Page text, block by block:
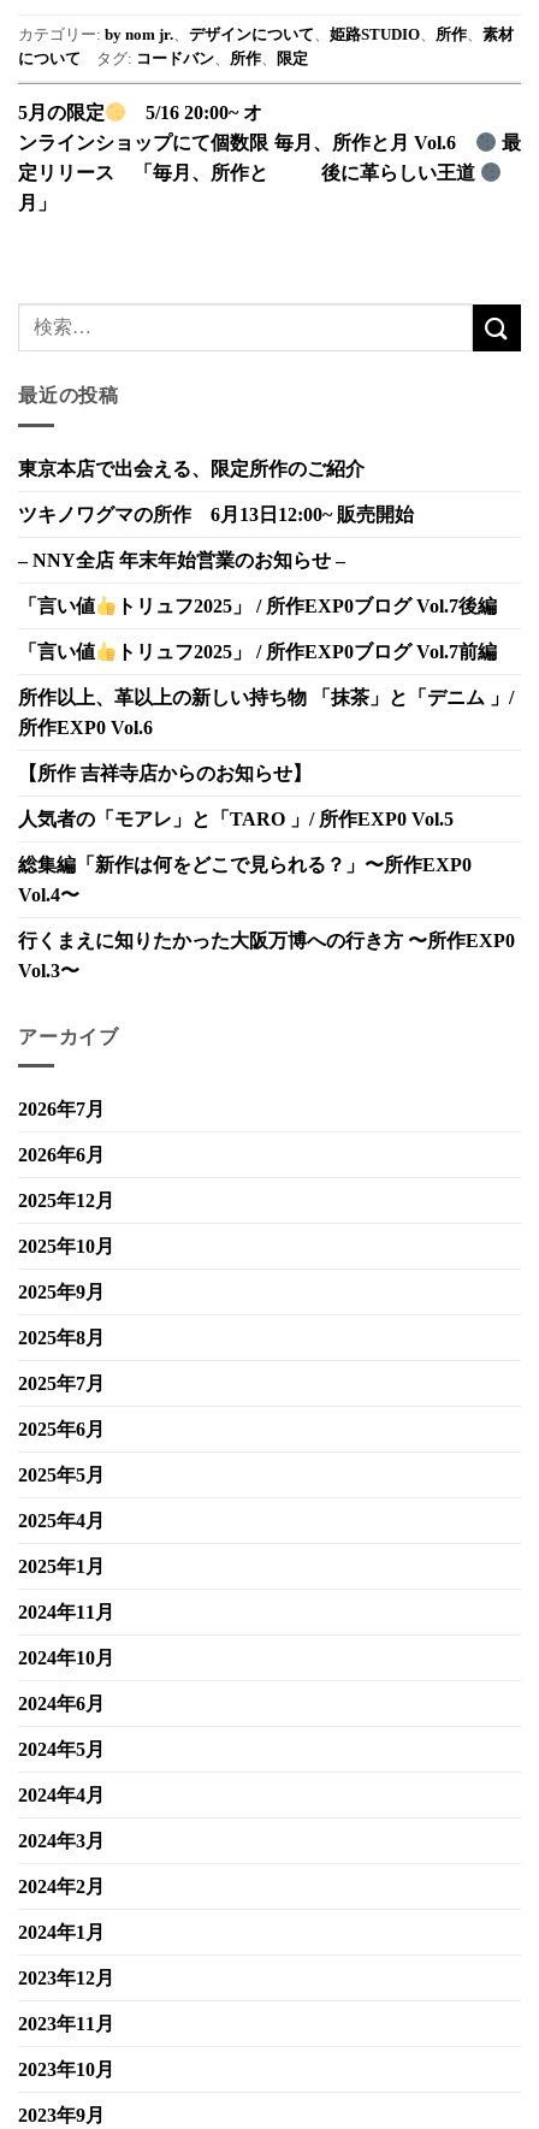
カテゴリー: by nom jr.、 デザインについて、 姫路STUDIO、 所作、 素材
について タグ: コードバン、 所作、 限定
5月の限定
5/16 20:00~ オ
ンラインショップにて個数限
定リリース 「毎月、所作と
月」
毎月、所作と月 Vol.6
最
後に革らしい王道
最近の投稿
東京本店で出会える、限定所作のご紹介
ツキノワグマの所作 6月13日12:00~ 販売開始
– NNY全店 年末年始営業のお知らせ –
「言い値 トリュフ2025」 / 所作EXP0ブログ Vol.7後編
「言い値 トリュフ2025」 / 所作EXP0ブログ Vol.7前編
所作以上、革以上の新しい持ち物 「抹茶」と「デニム 」/
所作EXP0 Vol.6
【所作 吉祥寺店からのお知らせ】
人気者の「モアレ」と「TARO 」/ 所作EXP0 Vol.5
総集編「新作は何をどこで見られる？」〜所作EXP0
Vol.4〜
行くまえに知りたかった大阪万博への行き方 〜所作EXP0
Vol.3〜
アーカイブ
2026年7月
2026年6月
2025年12月
2025年10月
2025年9月
2025年8月
2025年7月
2025年6月
2025年5月
2025年4月
2025年1月
2024年11月
2024年10月
2024年6月
2024年5月
2024年4月
2024年3月
2024年2月
2024年1月
2023年12月
2023年11月
2023年10月
2023年9月